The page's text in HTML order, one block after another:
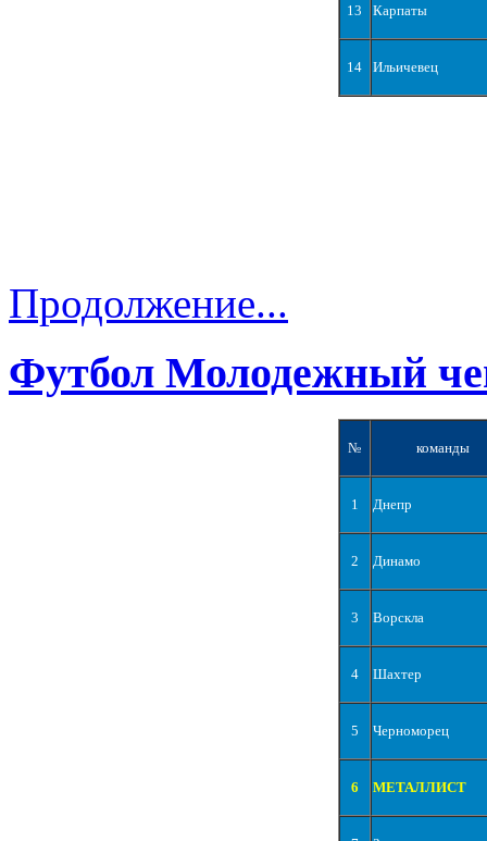
13 Карпаты
14 Ильичевец
Продолжение...
Футбол Молодежный
№ команды
1 Днепр
2 Динамо
3 Ворскла
4 Шахтер
5 Черноморец
6 МЕТАЛЛИСТ